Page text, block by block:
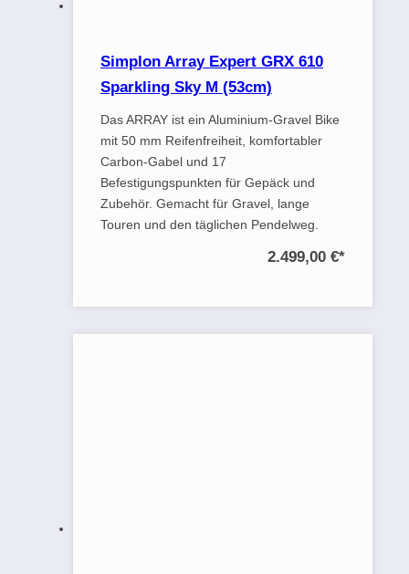
Simplon Array Expert GRX 610
Sparkling Sky M (53cm)
Das ARRAY ist ein Aluminium-Gravel Bike
mit 50 mm Reifenfreiheit, komfortabler
Carbon-Gabel und 17
Befestigungspunkten für Gepäck und
Zubehör. Gemacht für Gravel, lange
Touren und den täglichen Pendelweg.
2.499,00 €*